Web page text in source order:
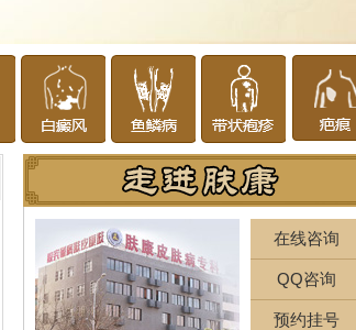
在线咨询
QQ咨询
预约挂号